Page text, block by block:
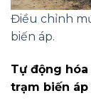
Điều chỉnh
biến áp.
Tự động
trạm biến áp